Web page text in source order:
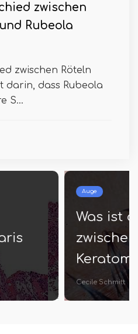
zwischen
Rubeola
zwischen Röteln
darin, dass Rubeola
S...
und